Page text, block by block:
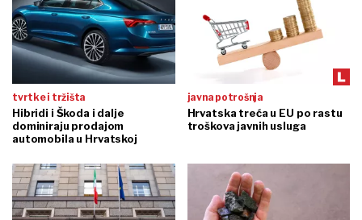
tvrtke i tržišta
Hibridi i Škoda i dalje
dominiraju prodajom
automobila u Hrvatskoj
javna potrošnja
Hrvatska treća u EU po rastu
troškova javnih usluga